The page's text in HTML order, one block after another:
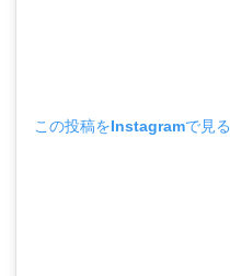
この投稿をInstagramで見る